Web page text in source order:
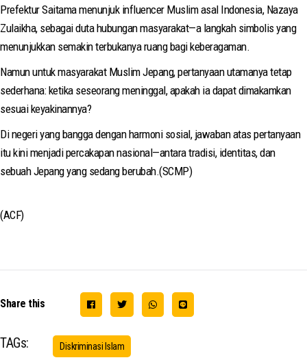
Prefektur Saitama menunjuk influencer Muslim asal Indonesia, Nazaya
Zulaikha, sebagai duta hubungan masyarakat—a langkah simbolis yang
menunjukkan semakin terbukanya ruang bagi keberagaman.
Namun untuk masyarakat Muslim Jepang, pertanyaan utamanya tetap
sederhana: ketika seseorang meninggal, apakah ia dapat dimakamkan
sesuai keyakinannya?
Di negeri yang bangga dengan harmoni sosial, jawaban atas pertanyaan
itu kini menjadi percakapan nasional—antara tradisi, identitas, dan
sebuah Jepang yang sedang berubah.(SCMP)
(ACF)
Share this
TAGs: Diskriminasi Islam